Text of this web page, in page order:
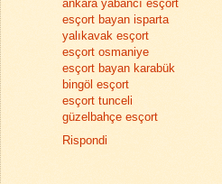
ankara yabancı esçort
esçort bayan isparta
yalıkavak esçort
esçort osmaniye
esçort bayan karabük
bingöl esçort
esçort tunceli
güzelbahçe esçort
Rispondi